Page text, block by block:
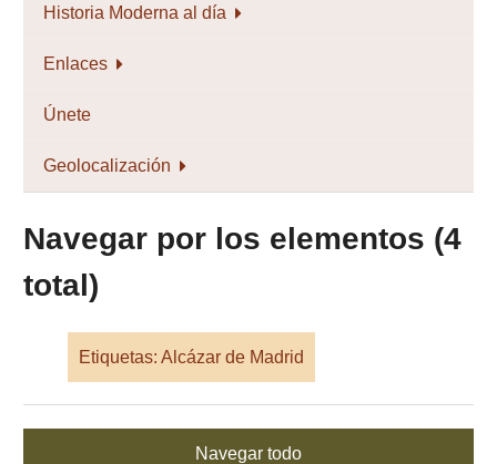
Historia Moderna al día
Enlaces
Únete
Geolocalización
Navegar por los elementos (4
total)
Etiquetas: Alcázar de Madrid
Navegar todo